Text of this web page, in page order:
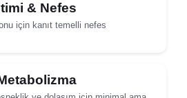
& Nefes
için kanıt temelli nefes